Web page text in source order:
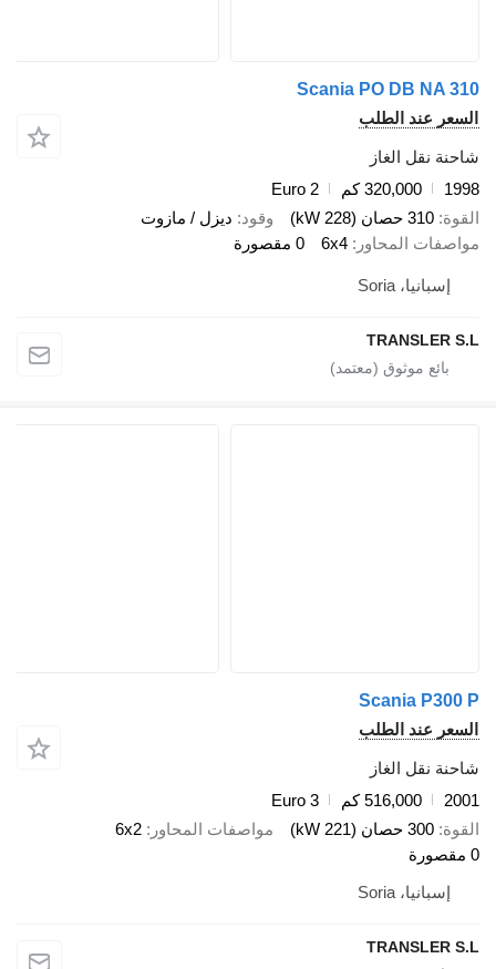
Scania PO DB NA
عند الطلب
نقل الغاز
320,000 كم
Euro 2
310 حصان (228 kW) وقود ديزل / مازوت
المحاور 6x4 0 مقصورة
إسبانيا، Soria
TRANSLER
Scania P300
عند الطلب
نقل الغاز
516,000 كم
Euro 3
300 حصان (221 kW) مواصفات المحاور 6x2
إسبانيا، Soria
TRANSLER